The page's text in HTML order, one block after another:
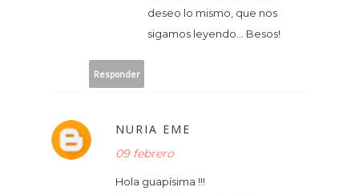
deseo lo mismo, que nos
sigamos leyendo... Besos!
Responder
NURIA EME
09 febrero
Hola guapísima !!!